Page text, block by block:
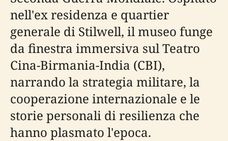
nell'ex residenza e quartier
generale di Stilwell, il museo funge
da finestra immersiva sul Teatro
Cina-Birmania-India (CBI),
narrando la strategia militare, la
cooperazione internazionale e le
storie personali di resilienza che
hanno plasmato l'epoca.